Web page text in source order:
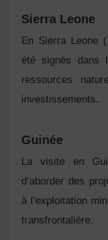
Sierra Leone
En Sierra Leone
été signés dans
ressources
investissements.
Guinée
La visite en
d’aborder des
à l’exploitation
transfrontalière.